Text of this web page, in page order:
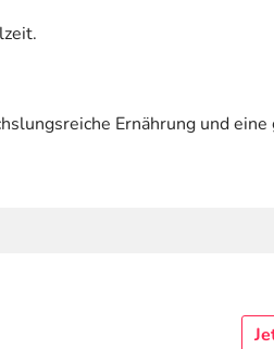
Ernährung und